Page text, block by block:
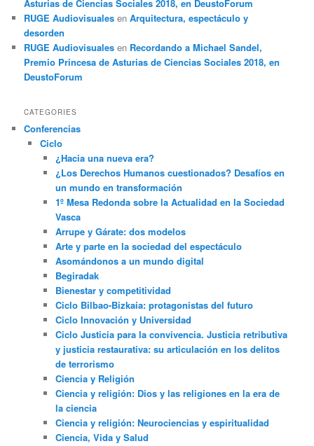
Asturias de Ciencias Sociales 2018, en DeustoForum
RUGE Audiovisuales enArquitectura, espectáculo y
desorden
RUGE Audiovisuales en Recordando a Michael Sandel,
Premio Princesa de Asturias de Ciencias Sociales 2018, en
DeustoForum
CATEGORIES
Conferencias
Ciclo
¿Hacia una nueva era?
¿Los Derechos Humanos cuestionados? Desafíos en
un mundo en transformación
1º Mesa Redonda sobre la Actualidad en la Sociedad
Vasca
Arrupe y Gárate: dos modelos
Arte y parte en la sociedad del espectáculo
Asomándonos a un mundo digital
Begiradak
Bienestar y competitividad
Ciclo Bilbao-Bizkaia: protagonistas del futuro
Ciclo Innovación y Universidad
Ciclo Justicia para la convivencia. Justicia retributiva
y justicia restaurativa: su articulación en los delitos
de terrorismo
Ciencia y Religión
Ciencia y religión: Dios y las religiones en la era de
la ciencia
Ciencia y religión: Neurociencias y espiritualidad
Ciencia, Vida y Salud